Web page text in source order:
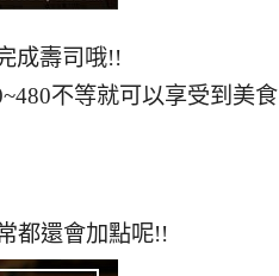
成壽司哦!!
不等就可以享受到美食
都還會加點呢!!